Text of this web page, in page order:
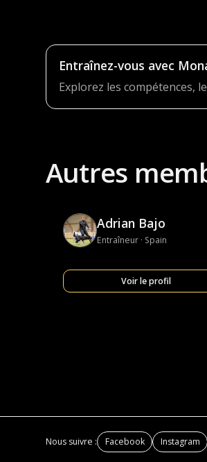
Entraînez-vous avec
Explorez les compétences,
Autres
Adrian Bajo
Entraîneur · Spain
Voir le profil
Nous suivre : Facebook Instagram